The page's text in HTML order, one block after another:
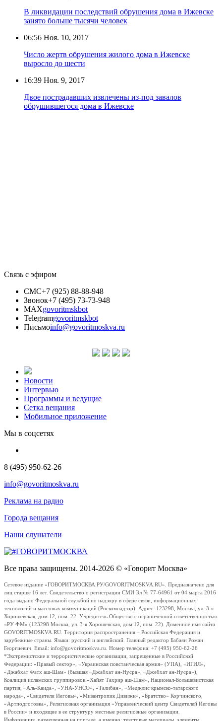
В ликвидации последствий обрушения дома в Ижевске
занято больше тысячи человек
06:56 Ноя. 10, 2017
Число жертв обрушения жилого дома в Ижевске
выросло до шести
16:39 Ноя. 9, 2017
Двое пострадавших извлечены из-под завалов
обрушившегося дома в Ижевске
Связь с эфиром
СМС+7 (925) 88-88-948
Звонок+7 (495) 73-73-948
MAXgovoritmskbot
Telegramgovoritmskbot
Письмоinfo@govoritmoskva.ru
Новости
Интервью
Программы и ведущие
Сетка вещания
Мобильное приложение
Мы в соцсетях
8 (495) 950-62-26
info@govoritmoskva.ru
Реклама на радио
Города вещания
Наши слушатели
Все права защищены. 2014-2026 © «Говорит Москва»
Сетевое издание «ГОВОРИТМОСКВА.РУ/GOVORITMOSKVA.RU». Предназначено для
лиц старше 16 лет. Свидетельство о регистрации СМИ Эл № 77-64961 от 04 марта 2016
года выдано Федеральной службой по надзору в сфере связи, информационных
технологий и массовых коммуникаций (Роскомнадзор). Адрес: 123298, Москва, ул. 3-я
Хорошевская, дом 12, пом. 22. Учредитель Общество с ограниченной ответственностью
«РУ ФМ» (123298 Москва, ул. 3-я Хорошевская, дом 12, пом. 22). Доменное имя сайта
GOVORITMOSKVA.RU. Территория распространения – Российская Федерация и
зарубежные страны. Языки: русский и английский. Главный редактор Бабаян Роман
Георгиевич. Email: info@govoritmoskva.ru. Номер телефона: +7 (495) 950-62-26
*Экстремистские и террористические организации, запрещенные в Российской
Федерации: «Правый сектор», «Украинская повстанческая армия» (УПА), «ИГИЛ»,
«Джабхат Фатх аш-Шам» (бывшая «Джабхат ан-Нусра», «Джебхат ан-Нусра»),
Коалиция исламских группировок «Хайят Тахрир аш-Шам», Национал-Большевистская
партия, «Аль-Каида», «УНА-УНСО», «Талибан», «Меджлис крымско-татарского
народа», «Свидетели Иеговы», «Мизантропик Дивижн», «Братство» Корчинского,
«Артподготовка», Религиозная организация «Управленческий центр Свидетелей Иеговы
в России» и входящие в ее структуру местные религиозные организации.
Информация, размещенная на портале, а именно: текстовые материалы, элементы